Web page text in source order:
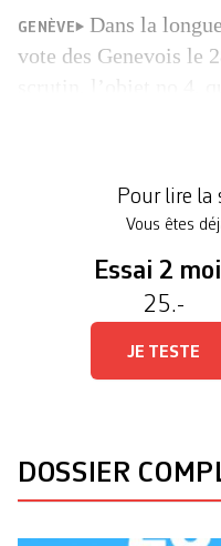
GENÈVE
Dans la
vote des Genevois le
des comptes, en
Pour lire la
Vous êtes
Essai 2
25.-
JE TESTE
DOSSIER